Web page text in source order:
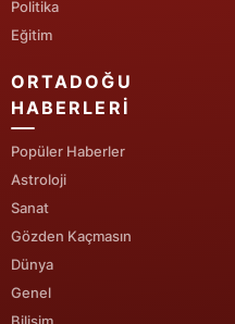
Politika
Eğitim
ORTADOĞU
HABERLERI
Popüler Haberler
Astroloji
Sanat
Gözden Kaçmasın
Dünya
Genel
Bilişim